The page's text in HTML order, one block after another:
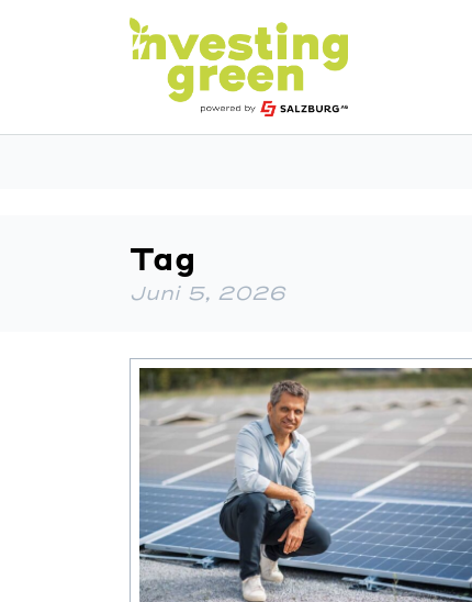
Tag
Juni 5, 2026